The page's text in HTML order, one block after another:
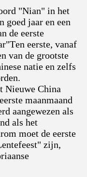
"Nian" in het
goed jaar en een
de eerste
eerste, vanaf
van de grootste
natie en zelfs
Nieuwe China
maanmaand
aangewezen als
als het
moet de eerste
zijn,